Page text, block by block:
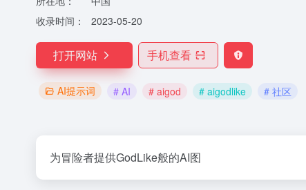
收录时间：
2023-05-20
打开网站 手机查看
AI提示词 # AI # aigod # aigodlike # 社区
为冒险者提供GodLike般的AI图